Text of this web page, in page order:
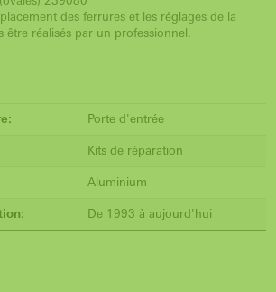
des ferrures et les réglages de la
réalisés par un professionnel.
Porte d'entrée
Kits de réparation
Aluminium
De 1993 à aujourd'hui